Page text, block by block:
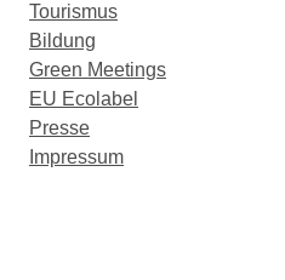
Tourismus
Bildung
Green Meetings
EU Ecolabel
Presse
Impressum